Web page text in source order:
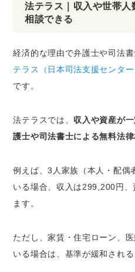
法テラス｜収入や世帯
相談できる
経済的な理由で弁護士や司法
テラス（日本司法支援センター
です。
法テラスでは、 収入や資産が
護士や司法書士による無料法
例えば、3人家族（本人・配偶
いる場合、収入は299,200円
ます。
ただし、家賃・住宅ローン、
いる場合は、基準が緩和される